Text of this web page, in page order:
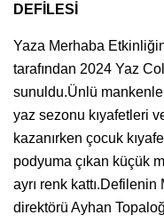
DEFİLESİ
Yaza Merhaba
tarafından 2024 Yaz
sunuldu.Ünlü
yaz sezonu kıyafetleri
kazanırken çocuk
podyuma çıkan küçük
ayrı renk
direktörü Ayhan